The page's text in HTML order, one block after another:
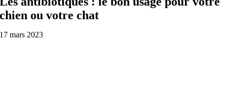
chien ou votre chat
17 mars 2023